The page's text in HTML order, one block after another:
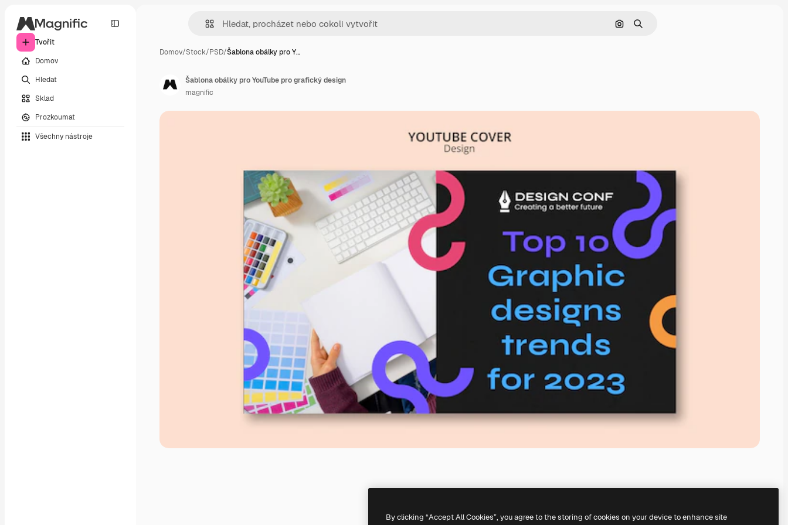
Tvořit
Domov
Hledat
Sklad
Prozkoumat
Všechny nástroje
Hledat podle obrázku
Hledat
Domov/Stock/PSD/Šablona obálky pro Y…
Šablona obálky pro YouTube pro grafický design
magnific
By clicking “Accept All Cookies”, you agree to the storing of cookies on your device to enhance site